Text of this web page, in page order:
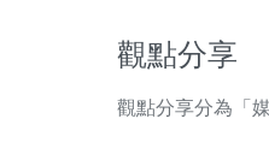
觀點分享
觀點分享分為「